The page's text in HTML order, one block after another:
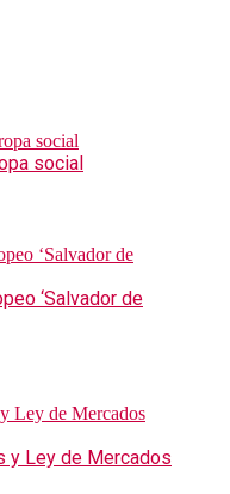
social
‘Salvador de
y Ley de Mercados